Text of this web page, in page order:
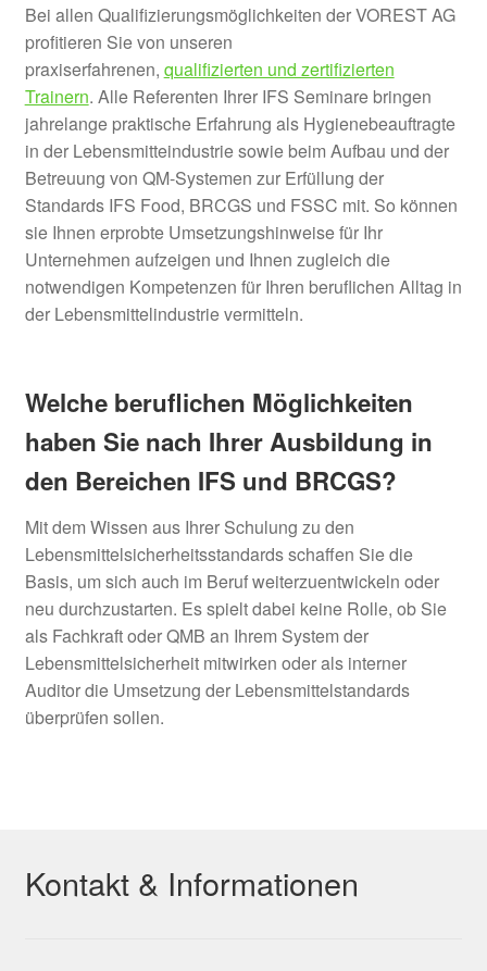
Bei allen Qualifizierungsmöglichkeiten der VOREST AG
profitieren Sie von unseren
praxiserfahrenen, qualifizierten und zertifizierten
Trainern. Alle Referenten Ihrer IFS Seminare bringen
jahrelange praktische Erfahrung als Hygienebeauftragte
in der Lebensmitteindustrie sowie beim Aufbau und der
Betreuung von QM-Systemen zur Erfüllung der
Standards IFS Food, BRCGS und FSSC mit. So können
sie Ihnen erprobte Umsetzungshinweise für Ihr
Unternehmen aufzeigen und Ihnen zugleich die
notwendigen Kompetenzen für Ihren beruflichen Alltag in
der Lebensmittelindustrie vermitteln.
Welche beruflichen Möglichkeiten
haben Sie nach Ihrer Ausbildung in
den Bereichen IFS und BRCGS?
Mit dem Wissen aus Ihrer Schulung zu den
Lebensmittelsicherheitsstandards schaffen Sie die
Basis, um sich auch im Beruf weiterzuentwickeln oder
neu durchzustarten. Es spielt dabei keine Rolle, ob Sie
als Fachkraft oder QMB an Ihrem System der
Lebensmittelsicherheit mitwirken oder als interner
Auditor die Umsetzung der Lebensmittelstandards
überprüfen sollen.
Kontakt & Informationen